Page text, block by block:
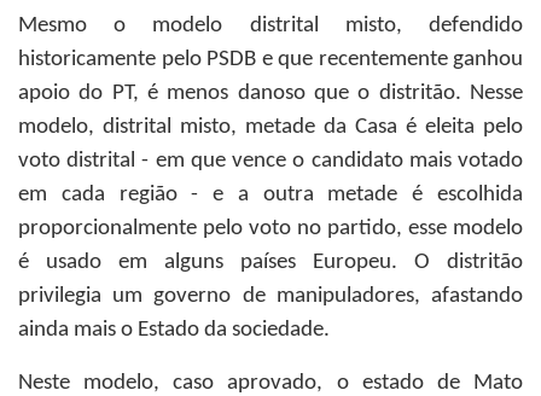
Mesmo o modelo distrital misto, defendido
historicamente pelo PSDB e que recentemente ganhou
apoio do PT, é menos danoso que o distritão. Nesse
modelo, distrital misto, metade da Casa é eleita pelo
voto distrital - em que vence o candidato mais votado
em cada região - e a outra metade é escolhida
proporcionalmente pelo voto no partido, esse modelo
é usado em alguns países Europeu. O distritão
privilegia um governo de manipuladores, afastando
ainda mais o Estado da sociedade.
Neste modelo, caso aprovado, o estado de Mato